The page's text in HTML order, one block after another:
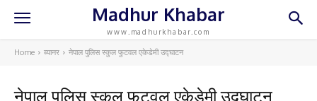
Madhur Khabar
www.madhurkhabar.com
Home ब्यानर नेपाल पुलिस स्कुल फुटवल एकेडेमी उद्‍घाटन
नेपाल पुलिस स्कुल फुटवल एकेडेमी उद्‍घाटन